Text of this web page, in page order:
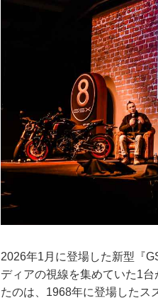
2026年1月に登場した新型『
ディアの視線を集めていた1
たのは、1968年に登場したス